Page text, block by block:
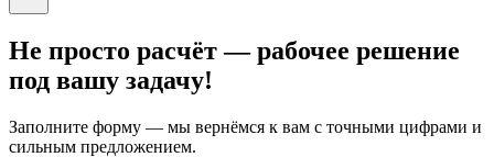
Не просто расчёт — рабочее решение
под вашу задачу!
Заполните форму — мы вернёмся к вам с точными цифрами и
сильным предложением.